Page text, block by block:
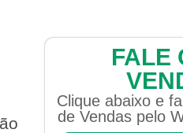
FALE
Clique abaixo e
de Vendas pelo